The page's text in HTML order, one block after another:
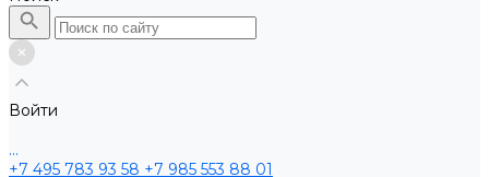
Войти
...
+7 495 783 93 58 +7 985 553 88 01